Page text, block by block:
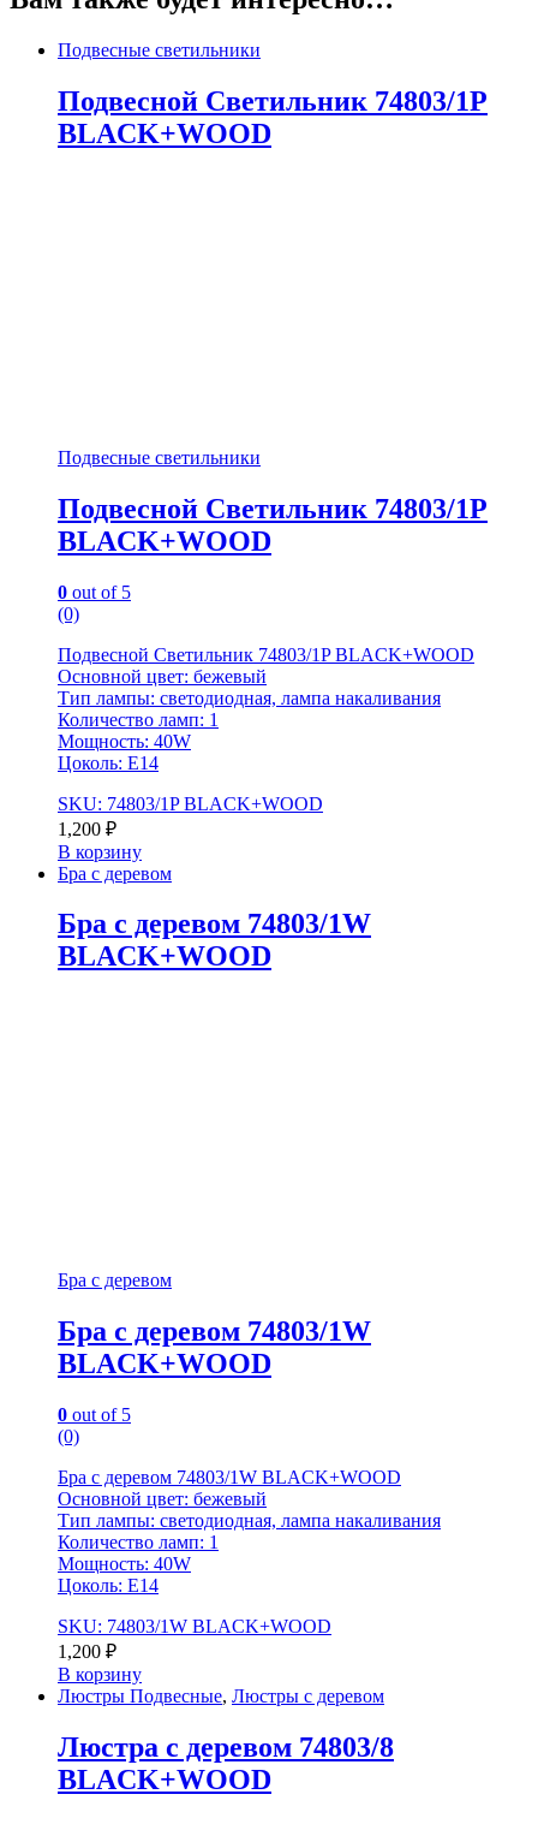
Подвесные светильники
Подвесной Светильник 74803/1P
BLACK+WOOD
Подвесные светильники
Подвесной Светильник 74803/1P
BLACK+WOOD
0 out of 5
(0)
Подвесной Светильник 74803/1P BLACK+WOOD
Основной цвет: бежевый
Тип лампы: светодиодная, лампа накаливания
Количество ламп: 1
Мощность: 40W
Цоколь: Е14
SKU: 74803/1P BLACK+WOOD
1,200 ₽
В корзину
Бра с деревом
Бра с деревом 74803/1W
BLACK+WOOD
Бра с деревом
Бра с деревом 74803/1W
BLACK+WOOD
0 out of 5
(0)
Бра с деревом 74803/1W BLACK+WOOD
Основной цвет: бежевый
Тип лампы: светодиодная, лампа накаливания
Количество ламп: 1
Мощность: 40W
Цоколь: Е14
SKU: 74803/1W BLACK+WOOD
1,200 ₽
В корзину
Люстры Подвесные, Люстры с деревом
Люстра с деревом 74803/8
BLACK+WOOD